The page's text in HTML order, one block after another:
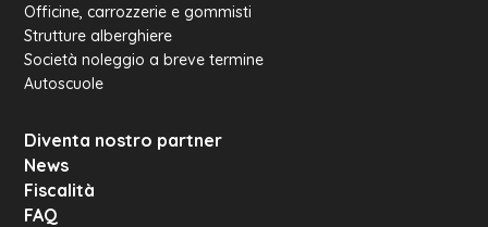
Officine, carrozzerie e gommisti
Strutture alberghiere
Società noleggio a breve termine
Autoscuole
Diventa nostro partner
News
Fiscalità
FAQ